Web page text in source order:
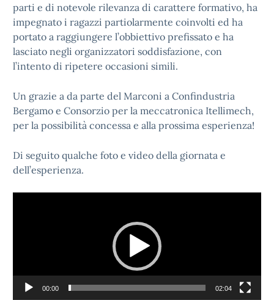
parti e di notevole rilevanza di carattere formativo, ha
impegnato i ragazzi partiolarmente coinvolti ed ha
portato a raggiungere l’obbiettivo prefissato e ha
lasciato negli organizzatori soddisfazione, con
l’intento di ripetere occasioni simili.
Un grazie a da parte del Marconi a Confindustria
Bergamo e Consorzio per la meccatronica Itellimech,
per la possibilità concessa e alla prossima esperienza!
Di seguito qualche foto e video della giornata e
dell’esperienza.
00:00 02:04